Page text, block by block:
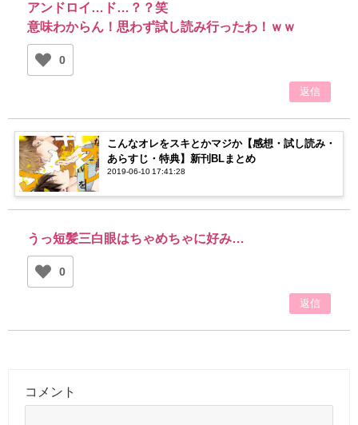
アンドロイ…ド…？？笑
意味わからん！思わず試し読み行ったわ！ｗｗ
0
返信
こんなオレをスキとかマジか【感想・試し読み・
あらすじ・特典】新刊BLまとめ
2019-06-10 17:41:28
うっ短髪三白眼はちゃめちゃに好み…
0
返信
コメント